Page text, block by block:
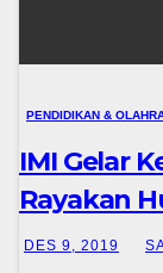
PENDIDIKAN &
IMI Gelar
Rayakan
DES 9, 2019